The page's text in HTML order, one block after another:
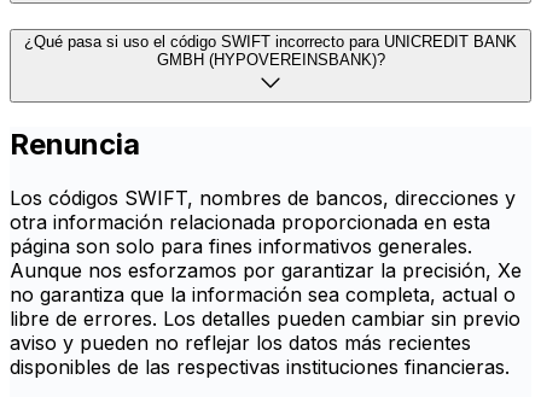
¿Qué pasa si uso el código SWIFT incorrecto para UNICREDIT BANK
GMBH (HYPOVEREINSBANK)?
Renuncia
Los códigos SWIFT, nombres de bancos, direcciones y
otra información relacionada proporcionada en esta
página son solo para fines informativos generales.
Aunque nos esforzamos por garantizar la precisión, Xe
no garantiza que la información sea completa, actual o
libre de errores. Los detalles pueden cambiar sin previo
aviso y pueden no reflejar los datos más recientes
disponibles de las respectivas instituciones financieras.